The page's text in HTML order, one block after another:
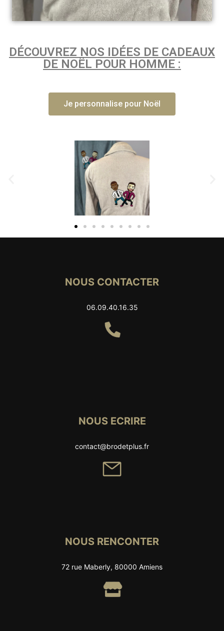
DÉCOUVREZ NOS IDÉES DE CADEAUX
DE NOËL POUR HOMME :
Je personnalise pour Noël
NOUS CONTACTER
06.09.40.16.35
NOUS ECRIRE
contact@brodetplus.fr
NOUS RENCONTER
72 rue Maberly, 80000 Amiens